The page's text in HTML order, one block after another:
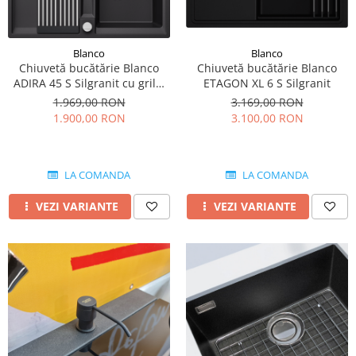
Blanco
Chiuvetă bucătărie Blanco
ADIRA 45 S Silgranit cu grilaj
pliabil inclus
1.969,00 RON
1.900,00 RON
LA COMANDA
VEZI VARIANTE
Blanco
Chiuvetă bucătărie Blanco
ETAGON XL 6 S Silgranit
3.169,00 RON
3.100,00 RON
LA COMANDA
VEZI VARIANTE